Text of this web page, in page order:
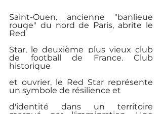
Saint-Ouen, ancienne "banlieue
rouge" du nord de Paris, abrite le
Red
Star, le deuxième plus vieux club
de football de France. Club
historique
et ouvrier, le Red Star représente
un symbole de résilience et
d'identité dans un territoire